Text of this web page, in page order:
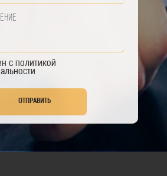
с политикой
ОТПРАВИТЬ